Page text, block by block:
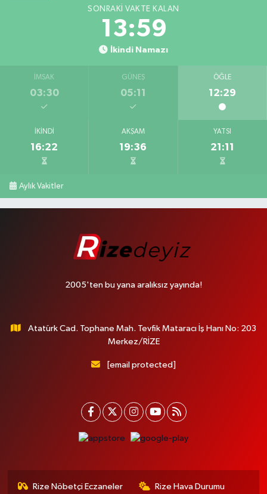
SONRAKI VAKTE KALAN
13:58
İkindi Namazı
İMSAK
03:30
GÜNEŞ
05:11
ÖĞLE
12:29
İKINDI
16:22
AKŞAM
19:36
YATSI
21:11
Aylık Vakitler
2005'ten bu yana aralıksız yayında!
Atatürk Cad. Tophane Mah. Tevfik Mataracı İş Hanı No: 203
Merkez/RİZE
[email protected]
Rize Nöbetçi Eczaneler Rize Hava Durumu